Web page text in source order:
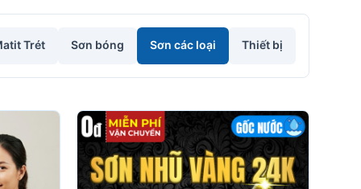
Trét Sơn bóng Sơn các loại Thiết bị